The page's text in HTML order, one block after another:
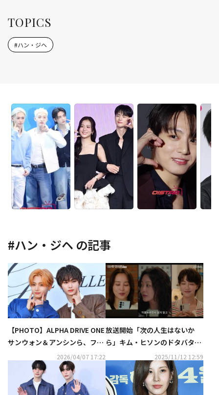
TOPICS
#ハン・ジヘ
#ハン・ジヘ の記事
【PHOTO】ALPHA DRIVE ONE
サンウォン＆アンシンら、ファ
ッションブランド「MISS GEE C
OLLECTION」のイベントに出
2026/04/07 17:22
放送開始「次の人生はないか
ら」キム・ヒソンのドタバタ生
活に注目【ネタバレあり】
2025/11/12 12:59